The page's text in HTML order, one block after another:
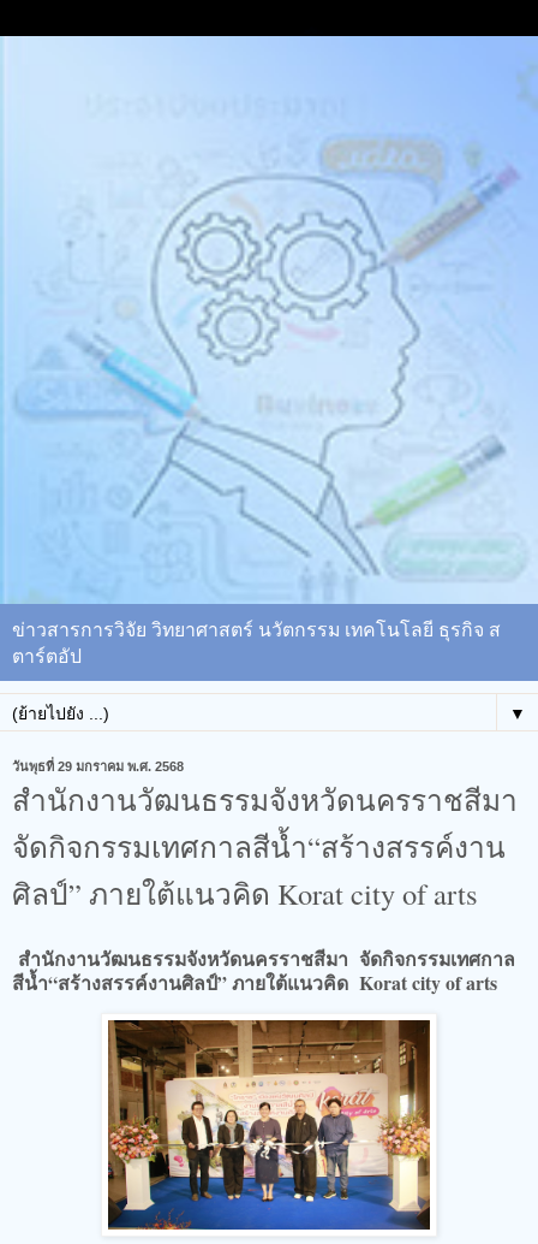
ข่าวสารการวิจัย วิทยาศาสตร์ นวัตกรรม เทคโนโลยี ธุรกิจ ส
ตาร์ตอัป
▼
วันพุธที่ 29 มกราคม พ.ศ. 2568
สำนักงานวัฒนธรรมจังหวัดนครราชสีมา
จัดกิจกรรมเทศกาลสีน้ำ“สร้างสรรค์งาน
ศิลป์” ภายใต้แนวคิด Korat city of arts
สำนักงานวัฒนธรรมจังหวัดนครราชสีมา จัดกิจกรรมเทศกาล
สีน้ำ“สร้างสรรค์งานศิลป์” ภายใต้แนวคิด Korat city of arts